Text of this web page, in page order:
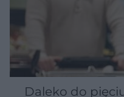
Daleko do